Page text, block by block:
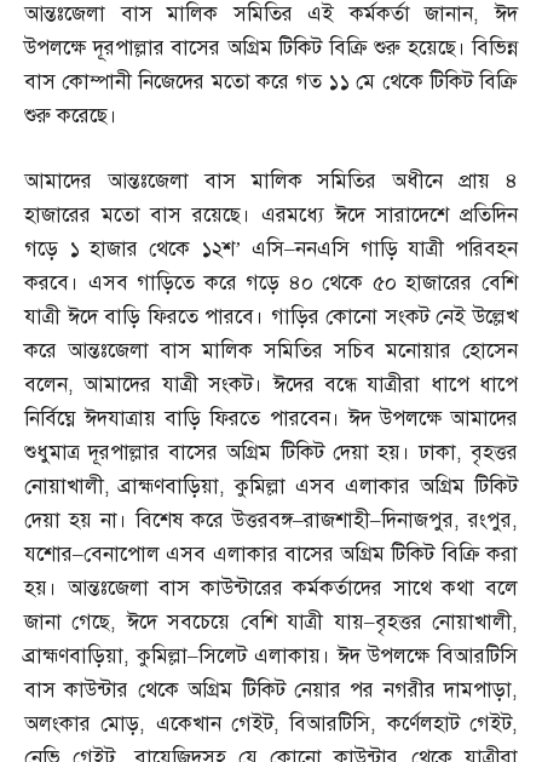
আন্তঃজেলা বাস মালিক সমিতির এই কর্মকর্তা জানান,ঈদ
উপলক্ষে দূরপাল্লার বাসের অগ্রিম টিকিট বিক্রি শুরু হয়েছে। বিভিন্ন
বাস কোম্পানী নিজেদের মতো করে গত ১১ মে থেকে টিকিট বিক্রি
শুরু করেছে।
আমাদের আন্তঃজেলা বাস মালিক সমিতির অধীনে প্রায় ৪
হাজারের মতো বাস রয়েছে। এরমধ্যে ঈদে সারাদেশে প্রতিদিন
গড়ে ১ হাজার থেকে ১২শ’ এসি–ননএসি গাড়ি যাত্রী পরিবহন
করবে। এসব গাড়িতে করে গড়ে ৪০ থেকে ৫০ হাজারের বেশি
যাত্রী ঈদে বাড়ি ফিরতে পারবে। গাড়ির কোনো সংকট নেই উল্লেখ
করে আন্তঃজেলা বাস মালিক সমিতির সচিব মনোয়ার হোসেন
বলেন,আমাদের যাত্রী সংকট। ঈদের বন্ধে যাত্রীরা ধাপে ধাপে
নির্বিঘ্নে ঈদযাত্রায় বাড়ি ফিরতে পারবেন। ঈদ উপলক্ষে আমাদের
শুধুমাত্র দূরপাল্লার বাসের অগ্রিম টিকিট দেয়া হয়। ঢাকা,বৃহত্তর
নোয়াখালী,ব্রাহ্মণবাড়িয়া,কুমিল্লা এসব এলাকার অগ্রিম টিকিট
দেয়া হয় না। বিশেষ করে উত্তরবঙ্গ–রাজশাহী–দিনাজপুর,রংপুর,
যশোর–বেনাপোল এসব এলাকার বাসের অগ্রিম টিকিট বিক্রি করা
হয়। আন্তঃজেলা বাস কাউন্টারের কর্মকর্তাদের সাথে কথা বলে
জানা গেছে,ঈদে সবচেয়ে বেশি যাত্রী যায়–বৃহত্তর নোয়াখালী,
ব্রাহ্মণবাড়িয়া,কুমিল্লা–সিলেট এলাকায়। ঈদ উপলক্ষে বিআরটিসি
বাস কাউন্টার থেকে অগ্রিম টিকিট নেয়ার পর নগরীর দামপাড়া,
অলংকার মোড়, একেখান গেইট,বিআরটিসি,কর্ণেলহাট গেইট,